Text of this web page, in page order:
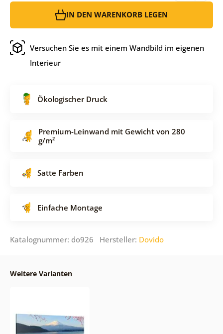
IN DEN WARENKORB LEGEN
Versuchen Sie es mit einem Wandbild im eigenen
Interieur
Ökologischer Druck
Premium-Leinwand mit Gewicht von 280
g/m²
Satte Farben
Einfache Montage
Katalognummer: do926 Hersteller: Dovido
Weitere Varianten